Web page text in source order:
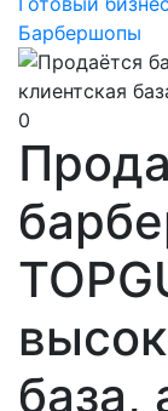
Барбершопы
база,